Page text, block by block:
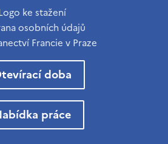
ke stažení
osobních údajů
Francie v Praze
Otevírací doba
Nabídka práce